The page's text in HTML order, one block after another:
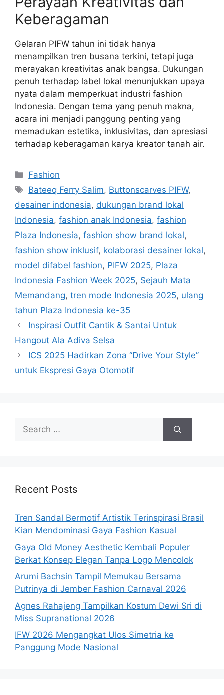
Keberagaman
Gelaran PIFW tahun ini tidak hanya
menampilkan tren busana terkini, tetapi juga
merayakan kreativitas anak bangsa. Dukungan
penuh terhadap label lokal menunjukkan upaya
nyata dalam memperkuat industri fashion
Indonesia. Dengan tema yang penuh makna,
acara ini menjadi panggung penting yang
memadukan estetika, inklusivitas, dan apresiasi
terhadap keberagaman karya kreator tanah air.
Categories
Fashion
Tags
Bateeq Ferry Salim, Buttonscarves PIFW,
desainer indonesia, dukungan brand lokal
Indonesia, fashion anak Indonesia, fashion
Plaza Indonesia, fashion show brand lokal,
fashion show inklusif, kolaborasi desainer lokal,
model difabel fashion, PIFW 2025, Plaza
Indonesia Fashion Week 2025, Sejauh Mata
Memandang, tren mode Indonesia 2025, ulang
tahun Plaza Indonesia ke-35
Inspirasi Outfit Cantik & Santai Untuk
Hangout Ala Adiva Selsa
ICS 2025 Hadirkan Zona “Drive Your Style”
untuk Ekspresi Gaya Otomotif
Search
for:
Recent Posts
Tren Sandal Bermotif Artistik Terinspirasi Brasil
Kian Mendominasi Gaya Fashion Kasual
Gaya Old Money Aesthetic Kembali Populer
Berkat Konsep Elegan Tanpa Logo Mencolok
Arumi Bachsin Tampil Memukau Bersama
Putrinya di Jember Fashion Carnaval 2026
Agnes Rahajeng Tampilkan Kostum Dewi Sri di
Miss Supranational 2026
IFW 2026 Mengangkat Ulos Simetria ke
Panggung Mode Nasional